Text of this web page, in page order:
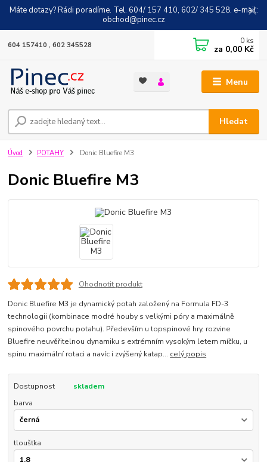
Máte dotazy? Rádi poradíme. Tel. 604/ 157 410, 602/ 345 528. e-mail:
obchod@pinec.cz
Menu
Hledat
604 157410 , 602 345528 0 ks
za 0,00 Kč
Úvod POTAHY Donic Bluefire M3
Donic Bluefire M3
Ohodnotit produkt
Donic Bluefire M3 je dynamický potah založený na Formula FD-3
technologii (kombinace modré houby s velkými póry a maximálně
spinového povrchu potahu). Především u topspinové hry, rozvine
Bluefire neuvěřitelnou dynamiku s extrémním vysokým letem míčku, u
spinu maximální rotaci a navíc i zvýšený katap... celý popis
Dostupnost
skladem
barva
tloušťka